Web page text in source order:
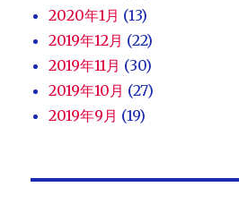
2020年1月 (13)
2019年12月 (22)
2019年11月 (30)
2019年10月 (27)
2019年9月 (19)